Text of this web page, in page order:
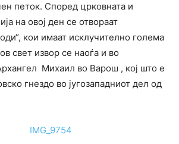
петок. Според црковната и
на овој ден се отвораат
кои имаат исклучително голема
свет извор се наоѓа и во
Михаил во Варош , кој што е
гнездо во југозападниот дел од